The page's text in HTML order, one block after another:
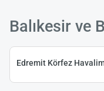
Balıkesir ve
Edremit Körfez